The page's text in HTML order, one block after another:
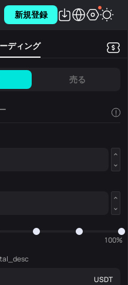
新規登録
ディング
売る
!
100%
USDT